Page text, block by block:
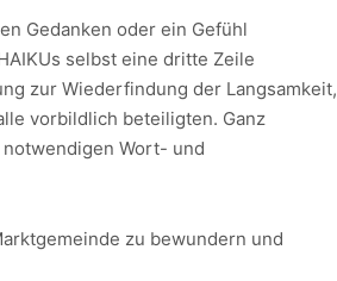
Gedanken oder ein Gefühl
selbst eine dritte Zeile
zur Wiederfindung der Langsamkeit,
vorbildlich beteiligten. Ganz
Wort- und
zu bewundern und